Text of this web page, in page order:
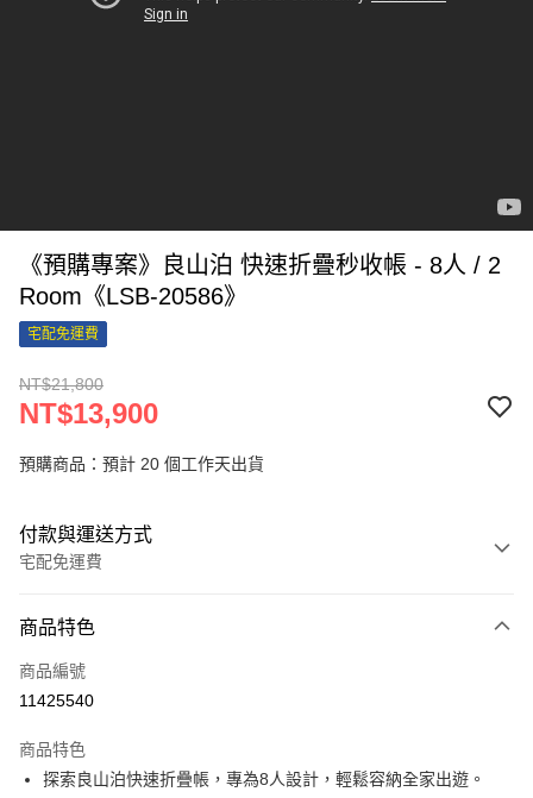
《預購專案》良山泊 快速折疊秒收帳 - 8人 / 2
Room《LSB-20586》
宅配免運費
NT$21,800
NT$13,900
預購商品：預計 20 個工作天出貨
付款與運送方式
宅配免運費
信用卡一次付款
LINE Pay
街口支付
商品特色
商品編號
11425540
商品特色
探索良山泊快速折疊帳，專為8人設計，輕鬆容納全家出遊。